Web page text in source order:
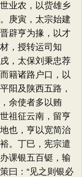
业农，以赀雄乡
庚寅，太宗始建
辟亨为掾，以才
，授转运司知
，太保刘秉忠荐
籍诸路户口，以
阳及陕西五路，
余使者多以贿
祖征云南，留亨
也，亨以宽简治
。丁巳，宪宗遣
课银五百铤，输
曰：“见之则银必